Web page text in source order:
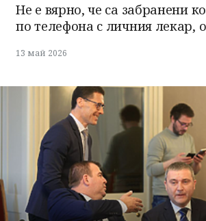
Не е вярно, че са забранени
по телефона с личния лекар,
13 май 2026